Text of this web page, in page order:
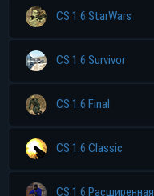
CS 1.6 StarWars
CS 1.6 Survivor
CS 1.6 Final
CS 1.6 Classic
CS 1.6 Расширенная